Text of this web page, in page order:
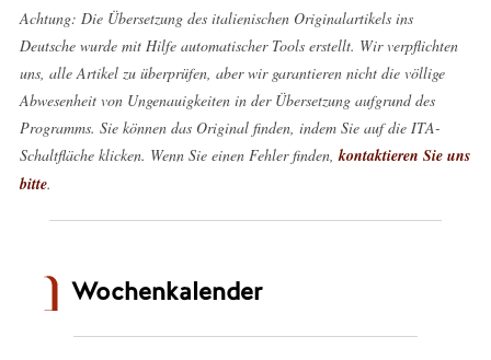
Achtung: Die Übersetzung des italienischen Originalartikels ins
Deutsche wurde mit Hilfe automatischer Tools erstellt. Wir verpflichten
uns, alle Artikel zu überprüfen, aber wir garantieren nicht die völlige
Abwesenheit von Ungenauigkeiten in der Übersetzung aufgrund des
Programms. Sie können das Original finden, indem Sie auf die ITA-
Schaltfläche klicken. Wenn Sie einen Fehler finden, kontaktieren Sie uns
bitte.
Wochenkalender